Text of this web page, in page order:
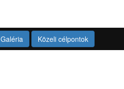
Galéria Közeli célpontok